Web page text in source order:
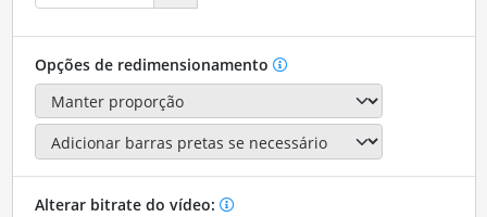
Opções de redimensionamento
Alterar bitrate do vídeo: